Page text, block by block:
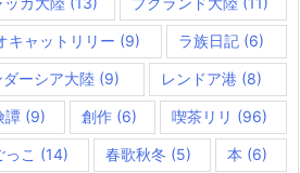
キャットリリー (9) ラ族日記 (6)
ダーシア大陸 (9) レンドア港 (8)
譚(9) 創作(6) 喫茶リリ (96)
っこ (14) 春歌秋冬 (5) 本 (6)